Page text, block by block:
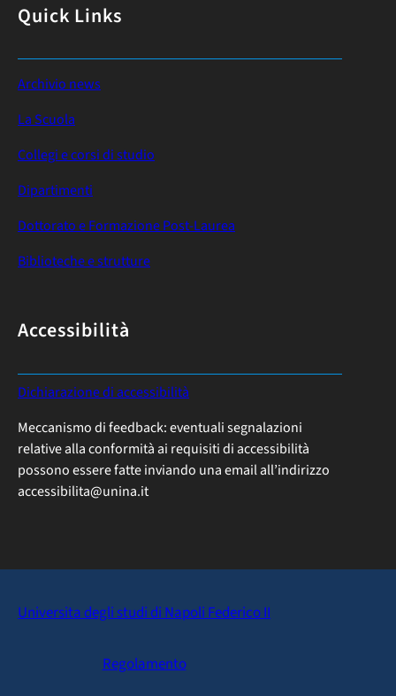
Quick Links
Archivio news
La Scuola
Collegi e corsi di studio
Dipartimenti
Dottorato e Formazione Post-Laurea
Biblioteche e strutture
Accessibilità
Dichiarazione di accessibilità
R
E
S
O
Meccanismo di feedback: eventuali segnalazioni
relative alla conformità ai requisiti di accessibilità
possono essere fatte inviando una email all’indirizzo
accessibilita@unina.it
Universita degli studi di Napoli Federico II
Regolamento